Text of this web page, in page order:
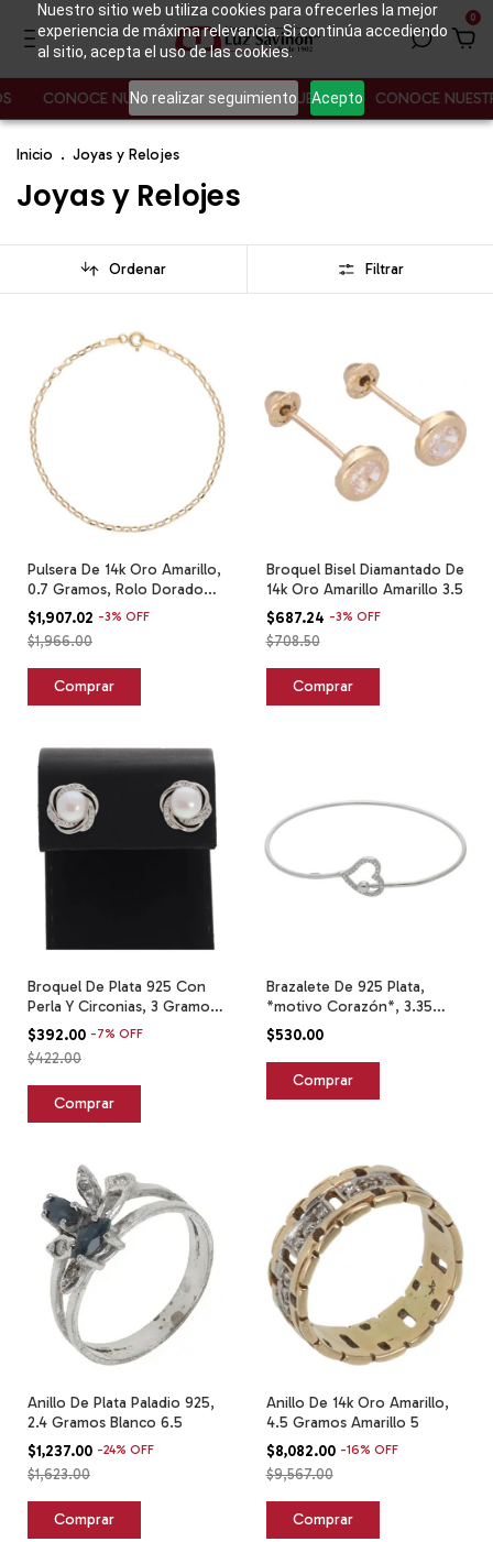
Nuestro sitio web utiliza cookies para ofrecerles la mejor
experiencia de máxima relevancia. Si continúa accediendo
al sitio, acepta el uso de las cookies.
No realizar seguimiento Acepto
0
NUESTROS PRODUCTOS NUEVOS CONOCE NUESTROS
Inicio . Joyas y Relojes
Joyas y Relojes
Ordenar Filtrar
Pulsera De 14k Oro Amarillo,
0.7 Gramos, Rolo Dorado
5.5 Cm 17.5 Cm
$1,907.02 -3% OFF
$1,966.00
Broquel Bisel Diamantado De
14k Oro Amarillo Amarillo 3.5
$687.24 -3% OFF
$708.50
Broquel De Plata 925 Con
Perla Y Circonias, 3 Gramos
Plateado
$392.00 -7% OFF
$422.00
Brazalete De 925 Plata,
*motivo Corazón*, 3.35
Gramos Plateado 6.4 Cm 20
Cm
$530.00
Anillo De Plata Paladio 925,
2.4 Gramos Blanco 6.5
$1,237.00 -24% OFF
$1,623.00
Anillo De 14k Oro Amarillo,
4.5 Gramos Amarillo 5
$8,082.00 -16% OFF
$9,567.00